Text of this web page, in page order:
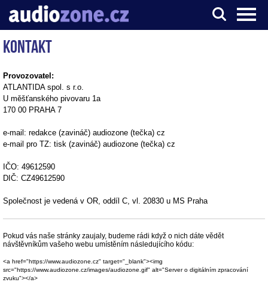
Server o digitálním zpracování zvuku
Kontakt
Provozovatel:
ATLANTIDA spol. s r.o.
U měšťanského pivovaru 1a
170 00 PRAHA 7
e-mail: redakce (zavináč) audiozone (tečka) cz
e-mail pro TZ: tisk (zavináč) audiozone (tečka) cz
IČO: 49612590
DIČ: CZ49612590
Společnost je vedená v OR, oddíl C, vl. 20830 u MS Praha
Pokud vás naše stránky zaujaly, budeme rádi když o nich dáte vědět
návštěvníkům vašeho webu umístěním následujícího kódu:
<a href="https://www.audiozone.cz" target="_blank"><img
src="https://www.audiozone.cz/images/audiozone.gif" alt="Server o digitálním zpracování
zvuku"></a>